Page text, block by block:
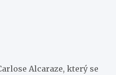
Alcaraze, který se